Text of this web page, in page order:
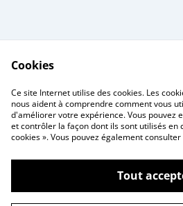
Me contacter
Privacy Policy
©2026Atelier Aubel
Cookies
Ce site Internet utilise des cookies. Les
nous aident à comprendre comment vous
d'améliorer votre expérience. Vous pouvez
et contrôler la façon dont ils sont utilisés en
cookies ». Vous pouvez également
Tout